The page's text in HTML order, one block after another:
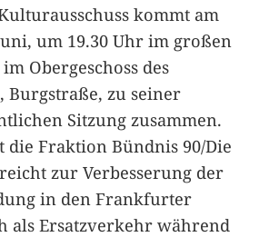
kommt am
um 19.30 Uhr im großen
Obergeschoss des
Burgstraße, zu seiner
Sitzung zusammen.
die Fraktion Bündnis 90/Die
zur Verbesserung der
in den Frankfurter
als Ersatzverkehr während